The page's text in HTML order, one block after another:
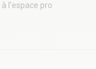
l’espace pro